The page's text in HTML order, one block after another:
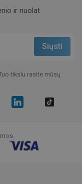
ir nuolat
tikslu rasite mūsų